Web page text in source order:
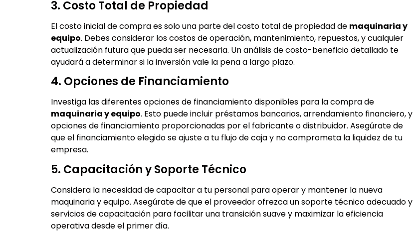
3. Costo Total de Propiedad
El costo inicial de compra es solo una parte del costo total de propiedad de maquinaria y
equipo. Debes considerar los costos de operación, mantenimiento, repuestos, y cualquier
actualización futura que pueda ser necesaria. Un análisis de costo-beneficio detallado te
ayudará a determinar si la inversión vale la pena a largo plazo.
4. Opciones de Financiamiento
Investiga las diferentes opciones de financiamiento disponibles para la compra de
maquinaria y equipo. Esto puede incluir préstamos bancarios, arrendamiento financiero, y
opciones de financiamiento proporcionadas por el fabricante o distribuidor. Asegúrate de
que el financiamiento elegido se ajuste a tu flujo de caja y no comprometa la liquidez de tu
empresa.
5. Capacitación y Soporte Técnico
Considera la necesidad de capacitar a tu personal para operar y mantener la nueva
maquinaria y equipo. Asegúrate de que el proveedor ofrezca un soporte técnico adecuado y
servicios de capacitación para facilitar una transición suave y maximizar la eficiencia
operativa desde el primer día.